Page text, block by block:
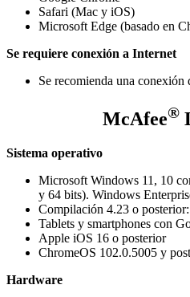
Safari (Mac y iOS)
Microsoft Edge (basado en
Se requiere conexión a Internet
Se recomienda una conexión
McAfee®
Sistema operativo
Microsoft Windows 11, 10
y 64 bits). Windows
Compilación 4.23 o
Tablets y smartphones con
Apple iOS 16 o posterior
ChromeOS 102.0.5005 y
Hardware